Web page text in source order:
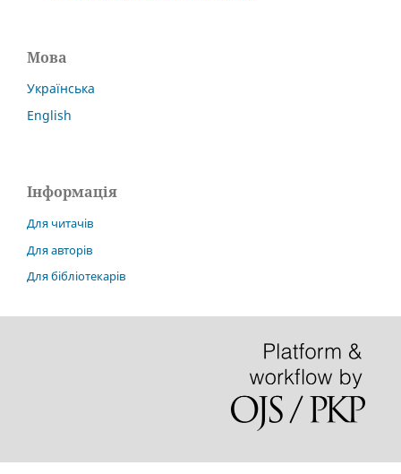
Мова
Українська
English
Інформація
Для читачів
Для авторів
Для бібліотекарів